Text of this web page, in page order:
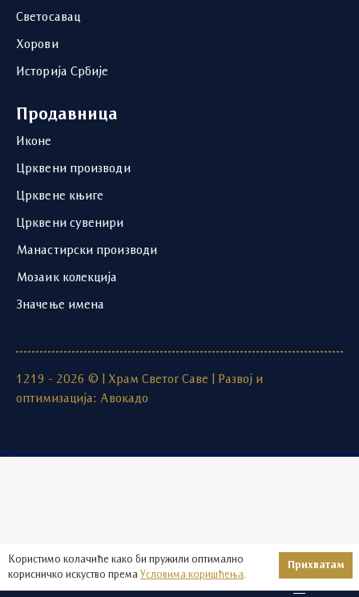
Светосавац
Хорови
Историја Србије
Продавница
Иконе
Црквени производи
Црквене књиге
Црквени сувенири
Манастирски производи
Мозаик колекција
Значење имена
1219 - 2026 © | Храм Светог Саве | Развој и
оптимизација: Авокадо
Користимо колачиће како би пружили оптимално
корисничко искуство према Условима коришћења.
Прихватам